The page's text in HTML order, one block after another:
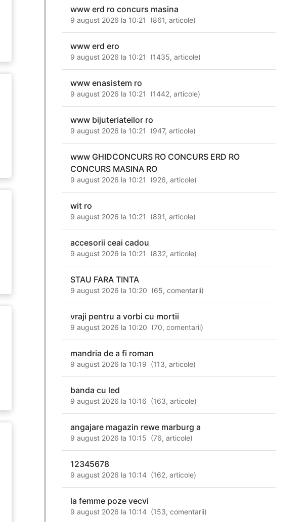
www erd ro concurs masina
9 august 2026 la 10:21 (861,articole)
www erd ero
9 august 2026 la 10:21 (1435,articole)
www enasistem ro
9 august 2026 la 10:21 (1442,articole)
www bijuteriateilor ro
9 august 2026 la 10:21 (947,articole)
www GHIDCONCURS RO CONCURS ERD RO
CONCURS MASINA RO
9 august 2026 la 10:21 (926,articole)
wit ro
9 august 2026 la 10:21 (891,articole)
accesorii ceai cadou
9 august 2026 la 10:21 (832,articole)
STAU FARA TINTA
9 august 2026 la 10:20 (65,comentarii)
vraji pentru a vorbi cu mortii
9 august 2026 la 10:20 (70,comentarii)
mandria de a fi roman
9 august 2026 la 10:19 (113,articole)
banda cu led
9 august 2026 la 10:16 (163,articole)
angajare magazin rewe marburg a
9 august 2026 la 10:15 (76,articole)
12345678
9 august 2026 la 10:14 (162,articole)
la femme poze vecvi
9 august 2026 la 10:14 (153,comentarii)